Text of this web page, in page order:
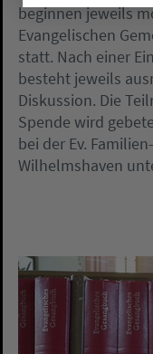
beginnen jeweils
Evangelischen
statt. Nach einer
besteht jeweils
Diskussion. Die
Spende wird
bei der Ev.
Wilhelmshaven